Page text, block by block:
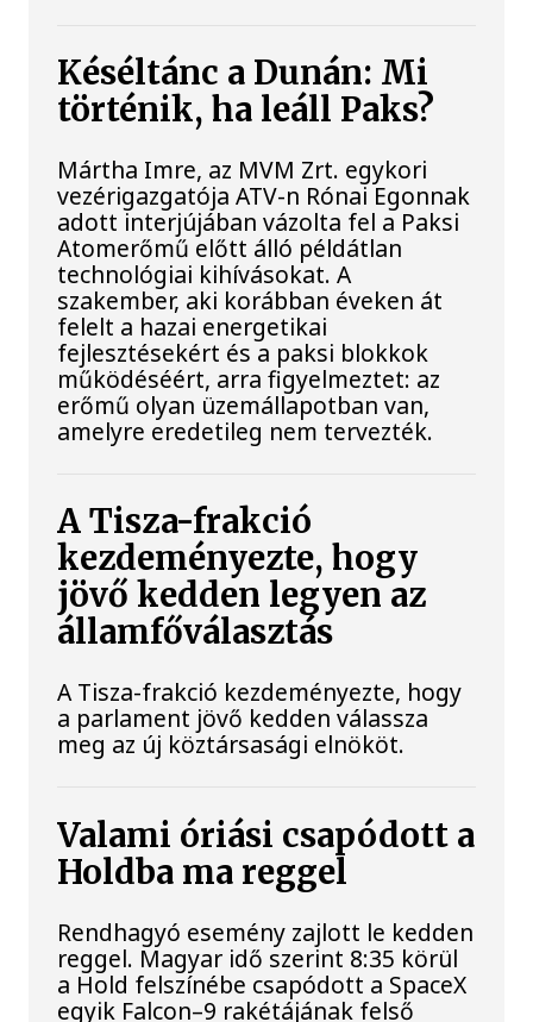
Késéltánc a Dunán: Mi
történik, ha leáll Paks?
Mártha Imre, az MVM Zrt. egykori
vezérigazgatója ATV-n Rónai Egonnak
adott interjújában vázolta fel a Paksi
Atomerőmű előtt álló példátlan
technológiai kihívásokat. A
szakember, aki korábban éveken át
felelt a hazai energetikai
fejlesztésekért és a paksi blokkok
működéséért, arra figyelmeztet: az
erőmű olyan üzemállapotban van,
amelyre eredetileg nem tervezték.
A Tisza-frakció
kezdeményezte, hogy
jövő kedden legyen az
államfőválasztás
A Tisza-frakció kezdeményezte, hogy
a parlament jövő kedden válassza
meg az új köztársasági elnököt.
Valami óriási csapódott a
Holdba ma reggel
Rendhagyó esemény zajlott le kedden
reggel. Magyar idő szerint 8:35 körül
a Hold felszínébe csapódott a SpaceX
egyik Falcon–9 rakétájának felső